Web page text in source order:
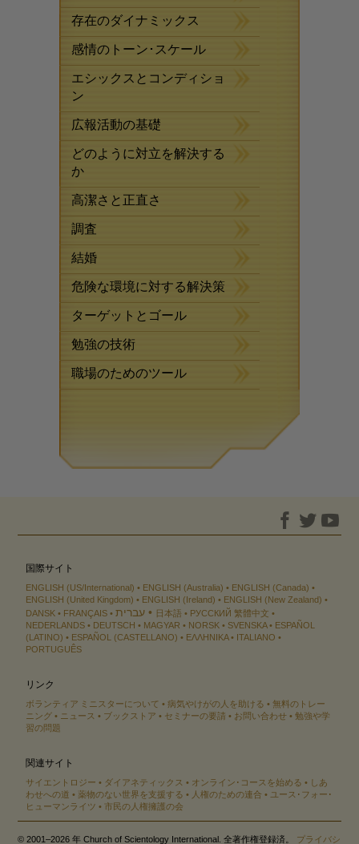
存在のダイナミックス
感情のトーン･スケール
エシックスとコンディショ
ン
広報活動の基礎
どのように対立を解決する
か
高潔さと正直さ
調査
結婚
危険な環境に対する解決策
ターゲットとゴール
勉強の技術
職場のためのツール
国際サイト
ENGLISH (US/International) ENGLISH (Australia)
ENGLISH (Canada)
ENGLISH (United Kingdom)
ENGLISH (Ireland)
ENGLISH (New Zealand)
DANSK
FRANÇAIS עברית 日本語 РУССКИЙ 繁體中文
NEDERLANDS
DEUTSCH MAGYAR NORSK SVENSKA
ESPAÑOL
(LATINO)
ESPAÑOL (CASTELLANO) ΕΛΛΗΝΙΚA
ITALIANO
PORTUGUÊS
リンク
ボランティア ミニスターについて 病気やけがの人を助ける
無料のトレー
ニング
ニュース ブックストア セミナーの要請 お問い合わせ
勉強や学
習の問題
関連サイト
サイエントロジー ダイアネティックス オンライン･コースを始める
しあ
わせへの道
薬物のない世界を支援する 人権のための連合
ユース･フォー･
ヒューマンライツ
市民の人権擁護の会
© 2001–2026 年 Church of Scientology International. 全著作権登録済。 プライバシ